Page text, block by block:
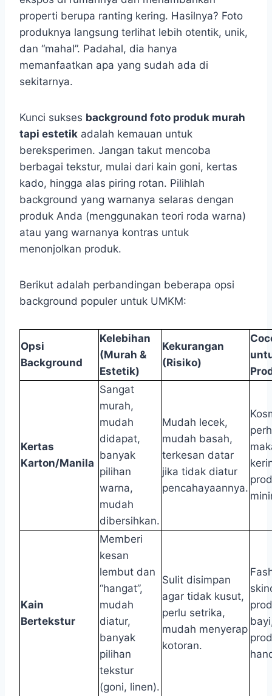
properti berupa ranting kering. Hasilnya? Foto
produknya langsung terlihat lebih otentik, unik,
dan “mahal”. Padahal, dia hanya
memanfaatkan apa yang sudah ada di
sekitarnya.
Kunci sukses background foto produk murah
tapi estetik adalah kemauan untuk
bereksperimen. Jangan takut mencoba
berbagai tekstur, mulai dari kain goni, kertas
kado, hingga alas piring rotan. Pilihlah
background yang warnanya selaras dengan
produk Anda (menggunakan teori roda warna)
atau yang warnanya kontras untuk
menonjolkan produk.
Berikut adalah perbandingan beberapa opsi
background populer untuk UMKM:
Opsi
Background
Kelebihan
(Murah &
Estetik)
Kekurangan
(Risiko)
Kertas
Karton/Manila
Sangat
murah,
mudah
didapat,
banyak
pilihan
warna,
mudah
dibersihkan.
Mudah lecek,
mudah basah,
terkesan datar
jika tidak diatur
pencahayaannya.
Kain
Bertekstur
Memberi
kesan
lembut dan
“hangat”,
mudah
diatur,
banyak
pilihan
tekstur
(goni, linen).
Sulit disimpan
agar tidak kusut,
perlu setrika,
mudah menyerap
kotoran.